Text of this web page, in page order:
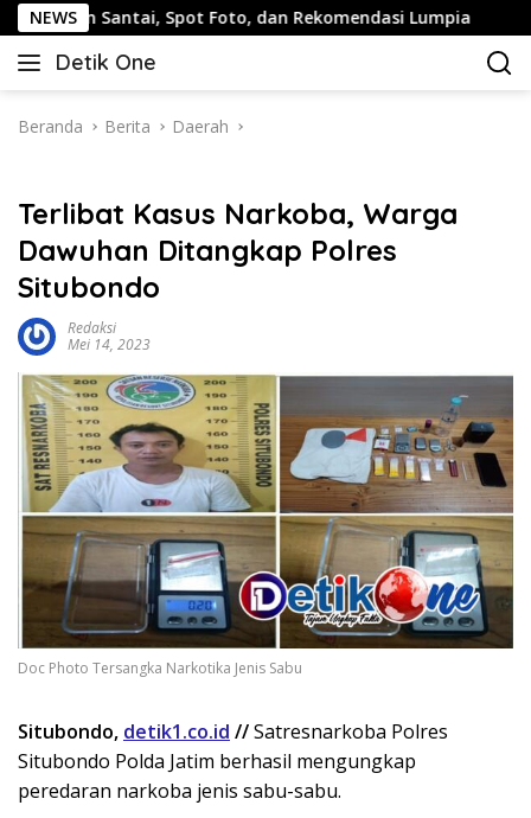
Langsung
ke
konten
NEWSSpot Foto, dan Rekomendasi Lumpia Panduan
Detik One
Tajam
Fakta
Beranda Berita Daerah
Terlibat Kasus Narkoba, Warga
Dawuhan Ditangkap Polres
Situbondo
Redaksi
Mei 14, 2023
Doc Photo Tersangka Narkotika Jenis Sabu
Situbondo, detik1.co.id //Satresnarkoba Polres
Situbondo Polda Jatim berhasil mengungkap
peredaran narkoba jenis sabu-sabu.